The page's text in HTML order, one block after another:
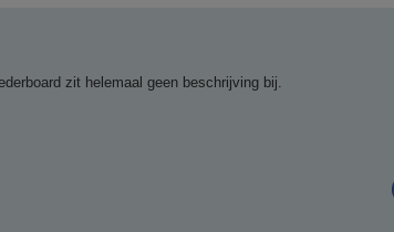
zit helemaal geen beschrijving bij.